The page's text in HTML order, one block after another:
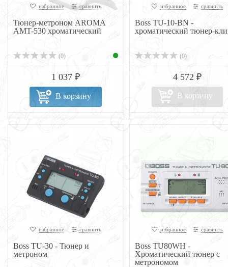
избранное сравнить
Тюнер-метроном AROMA
AMT-530 хроматический
(0)
1 037 ₽
В корзину
избранное сравнить
Boss TU-10-BN -
хроматический тюнер-
(0)
4 572 ₽
В корзину
избранное сравнить
Boss TU-30 - Тюнер и
метроном
избранное сравнить
Boss TU80WH -
Хроматический тюнер с
метрономом